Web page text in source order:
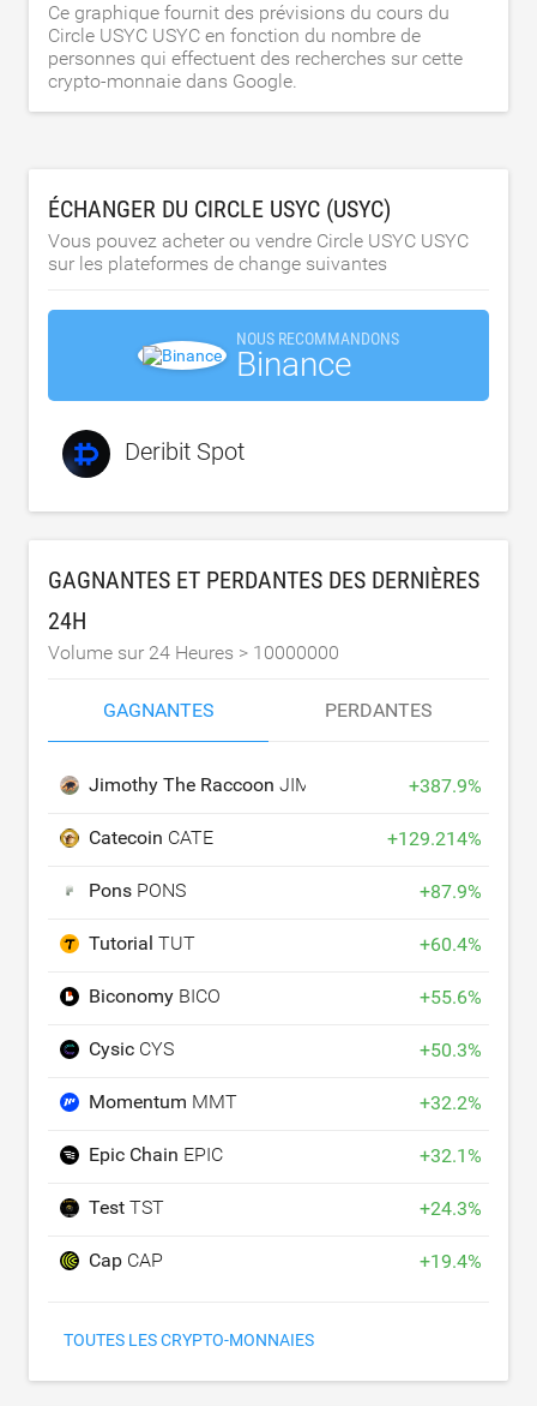
Ce graphique fournit des prévisions du cours du
Circle USYC USYC en fonction du nombre de
personnes qui effectuent des recherches sur cette
crypto-monnaie dans Google.
ÉCHANGER DU CIRCLE USYC (USYC)
Vous pouvez acheter ou vendre Circle USYC USYC
sur les plateformes de change suivantes
NOUS RECOMMANDONS
Binance
Deribit Spot
GAGNANTES ET PERDANTES DES DERNIÈRES
24H
Volume sur 24 Heures > 10000000
GAGNANTES PERDANTES
Jimothy The Raccoon JIMOTHY +387.9%
Catecoin CATE +129.214%
Pons PONS +87.9%
Tutorial TUT +60.4%
Biconomy BICO +55.6%
Cysic CYS +50.3%
Momentum MMT +32.2%
Epic Chain EPIC +32.1%
Test TST +24.3%
Cap CAP +19.4%
TOUTES LES CRYPTO-MONNAIES